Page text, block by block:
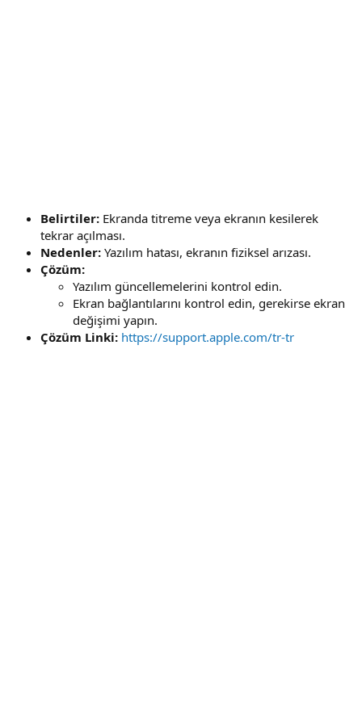
Belirtiler: Ekranda titreme veya ekranın kesilerek
tekrar açılması.
Nedenler: Yazılım hatası, ekranın fiziksel arızası.
Çözüm:
Yazılım güncellemelerini kontrol edin.
Ekran bağlantılarını kontrol edin, gerekirse ekran
değişimi yapın.
Çözüm Linki: https://support.apple.com/tr-tr